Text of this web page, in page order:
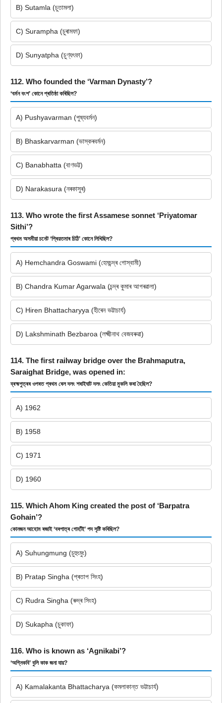
B) Sutamla (চুতামলা)
C) Surampha (চুৰামফা)
D) Sunyatpha (চুণ্যৎফা)
112. Who founded the ‘Varman Dynasty’?
‘বৰ্মন বংশ’ কোনে প্ৰতিষ্ঠা কৰিছিল?
A) Pushyavarman (পুষ্যবৰ্মন)
B) Bhaskarvarman (ভাস্কৰবৰ্মন)
C) Banabhatta (বাণভট্ট)
D) Narakasura (নৰকাসুৰ)
113. Who wrote the first Assamese sonnet ‘Priyatomar
Sithi’?
প্ৰথম অসমীয়া চনেট ‘প্ৰিয়তমাৰ চিঠি’ কোনে লিখিছিল?
A) Hemchandra Goswami (হেমচন্দ্ৰ গোস্বামী)
B) Chandra Kumar Agarwala (চন্দ্ৰ কুমাৰ আগৰৱালা)
C) Hiren Bhattacharyya (হীৰেন ভট্টাচাৰ্য)
D) Lakshminath Bezbaroa (লক্ষ্মীনাথ বেজবৰুৱা)
114. The first railway bridge over the Brahmaputra,
Saraighat Bridge, was opened in:
ব্ৰহ্মপুত্ৰৰ ওপৰত প্ৰথম ৰেল দলং শৰাইঘাট দলং কেতিয়া মুকলি কৰা হৈছিল?
A) 1962
B) 1958
C) 1971
D) 1960
115. Which Ahom King created the post of ‘Barpatra
Gohain’?
কোনজন আহোম ৰজাই ‘বৰপাত্ৰ গোহাঁই’ পদ সৃষ্টি কৰিছিল?
A) Suhungmung (চুহুংমুং)
B) Pratap Singha (প্ৰতাপ সিংহ)
C) Rudra Singha (ৰুদ্ৰ সিংহ)
D) Sukapha (চুকাফা)
116. Who is known as ‘Agnikabi’?
‘অগ্নিকবি’ বুলি কাক জনা যায়?
A) Kamalakanta Bhattacharya (কমলাকান্ত ভট্টাচাৰ্য)